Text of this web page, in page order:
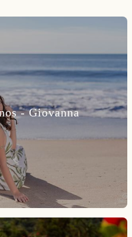
- Giovanna